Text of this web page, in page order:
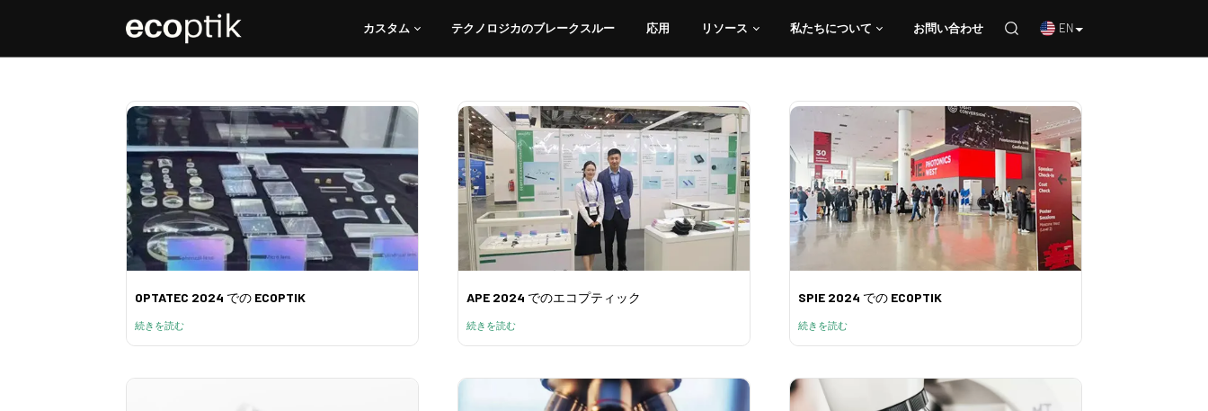
カスタム テクノロジカのブレークスルー 応用 リソース 私たちについて お問い合わせ EN
OPTATEC 2024 での ECOPTIK
続きを読む
APE 2024 でのエコプティック
続きを読む
SPIE 2024 での ECOPTIK
続きを読む